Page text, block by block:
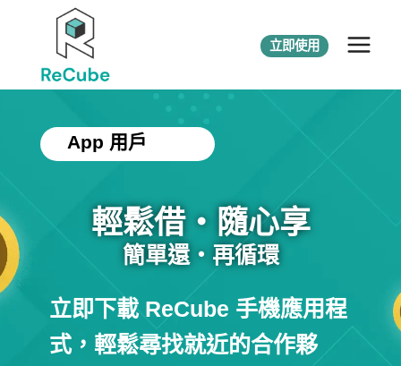
立即使用
App 用戶
輕鬆借・隨心享
簡單還・再循環
立即下載 ReCube 手機應用程
式，輕鬆尋找就近的合作夥